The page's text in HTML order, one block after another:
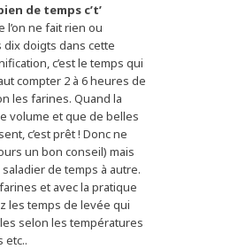
de temps c’t’
l’on ne fait rien ou
doigts dans cette
c’est le temps qui
compter 2 à 6 heures de
les farines. Quand la
volume et que de belles
c’est prêt ! Donc ne
un bon conseil) mais
de temps à autre.
et avec la pratique
les temps de levée qui
selon les températures
etc..